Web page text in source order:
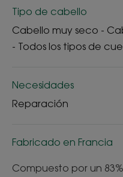
Tipo de cabello
Cabello muy seco -
- Todos los tipos de
Necesidades
Reparación
Fabricado en Francia
Compuesto por un